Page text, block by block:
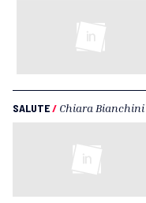
SALUTE/ Chiara Bianchini